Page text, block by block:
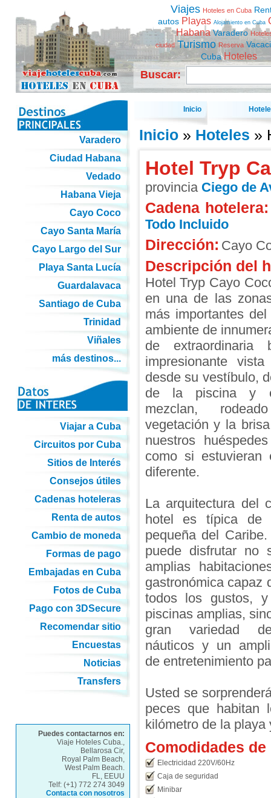
Viajes Hoteles en Cuba
autos Playas Alojamiento en Cuba
Habana Varadero
ciudad Turismo Reserva
Cuba Hoteles
Buscar:
Inicio
Inicio» Hoteles »
Hotel Tryp
provincia Ciego de
Cadena hotelera:
Todo Incluido
Dirección: Cayo
Descripción del
Hotel Tryp Cayo
en una de las
más importantes
ambiente de
de extraordinaria
impresionante
desde su vestíbulo,
de la piscina y
mezclan,
vegetación y la
nuestros
como si estuvieran
diferente.
La arquitectura del
hotel es típica de
pequeña del
puede disfrutar no
amplias
gastronómica capaz
todos los gustos,
piscinas amplias,
gran variedad
náuticos y un
de entretenimiento
Usted se
peces que habitan
kilómetro de la
Comodidades
Electricidad 220V/60Hz
Caja de seguridad
Minibar
Varadero
Ciudad Habana
Vedado
Habana Vieja
Cayo Coco
Cayo Santa María
Cayo Largo del Sur
Playa Santa Lucía
Guardalavaca
Santiago de Cuba
Trinidad
Viñales
más destinos...
Viajar a Cuba
Circuitos por Cuba
Sitios de Interés
Consejos útiles
Cadenas hoteleras
Renta de autos
Cambio de moneda
Formas de pago
Embajadas en Cuba
Fotos de Cuba
Pago con 3DSecure
Recomendar sitio
Encuestas
Noticias
Transfers
Puedes contactarnos en:
Viaje Hoteles Cuba.,
Bellarosa Cir,
Royal Palm Beach,
West Palm Beach.
FL, EEUU
Telf: (+1) 772 274 3049
Contacta con nosotros